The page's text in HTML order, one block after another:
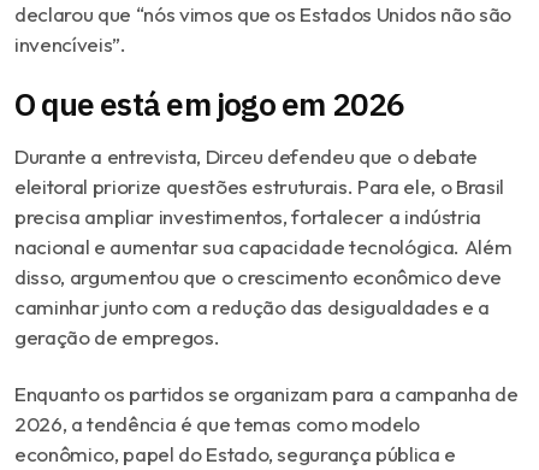
declarou que “nós vimos que os Estados Unidos não são
invencíveis”.
O que está em jogo em 2026
Durante a entrevista, Dirceu defendeu que o debate
eleitoral priorize questões estruturais. Para ele, o Brasil
precisa ampliar investimentos, fortalecer a indústria
nacional e aumentar sua capacidade tecnológica. Além
disso, argumentou que o crescimento econômico deve
caminhar junto com a redução das desigualdades e a
geração de empregos.
Enquanto os partidos se organizam para a campanha de
2026, a tendência é que temas como modelo
econômico, papel do Estado, segurança pública e